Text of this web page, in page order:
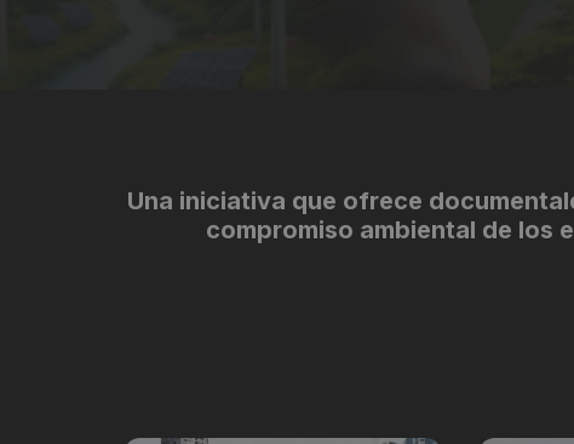
Una iniciativa que ofrece
compromiso ambiental de los